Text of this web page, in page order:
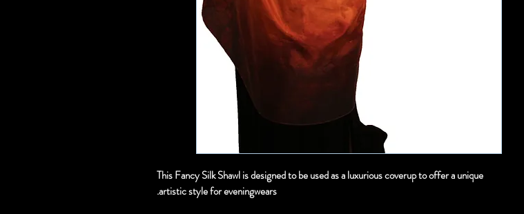
This Fancy Silk Shawl is designed to be used as a luxurious coverup to offer a unique
artistic style for eveningwears.